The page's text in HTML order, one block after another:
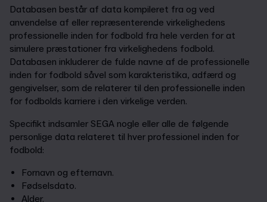
Databasen består af data kompileret fra og ved
anvendelse af eller repræsenterende virkelighedens
professionelle inden for fodbold fra hele verden for at
simulere præstationer fra virkelighedens fodbold.
Databasen inkluderer de fulde navne af de professionelle
inden for fodbold såvel som karakteristika, adfærd og
gengivelser, som de relaterer til den professionelle inden
for fodbolds karriere i den virkelige verden.
Specifikt indsamler SEGA nogle eller alle de følgende
personlige data relateret til hver professionel inden for
fodbold:
Fornavn og efternavn.
Fødselsdato.
Alder.